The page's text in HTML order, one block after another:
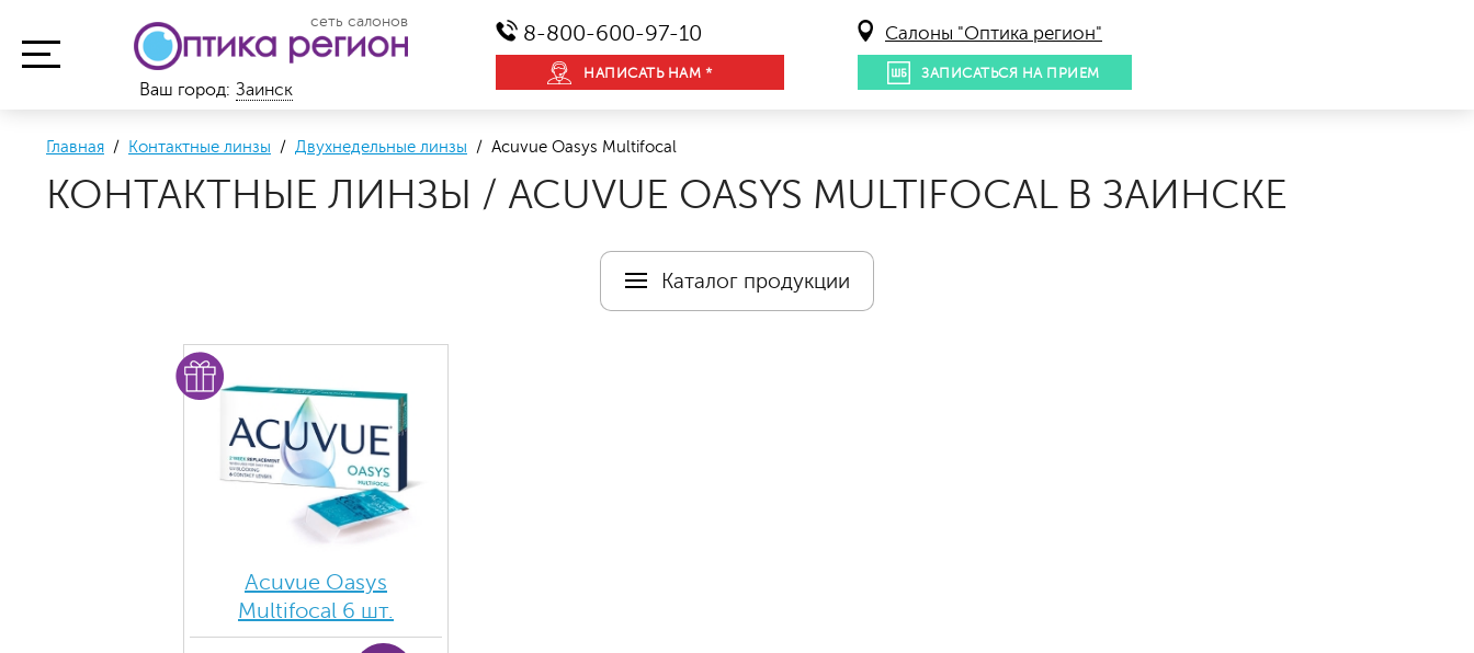
сеть салонов 8-800-600-97-10
НАПИСАТЬ НАМ *
Салоны "Оптика регион"
ЗАПИСАТЬСЯ НА ПРИЕМ
Ваш город: Заинск
Главная / Контактные линзы / Двухнедельные линзы / Acuvue Oasys Multifocal
КОНТАКТНЫЕ ЛИНЗЫ / ACUVUE OASYS MULTIFOCAL В ЗАИНСКЕ
Каталог продукции
Acuvue Oasys
Multifocal 6 шт.